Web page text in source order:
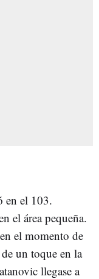
en el 103.
el área pequeña.
el momento de
un toque en la
llegase a